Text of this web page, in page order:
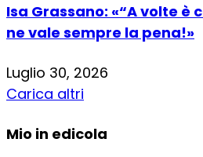
Isa Grassano: «“A volte è
ne vale sempre la pena!»
Luglio 30, 2026
Carica altri
Mio in edicola